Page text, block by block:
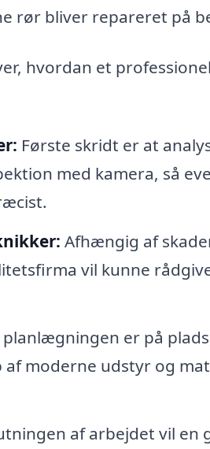
rør bliver repareret på
hvordan et
Første skridt er at
med kamera, så
Afhængig af
vil kunne
planlægningen er på
moderne udstyr og
af arbejdet vil